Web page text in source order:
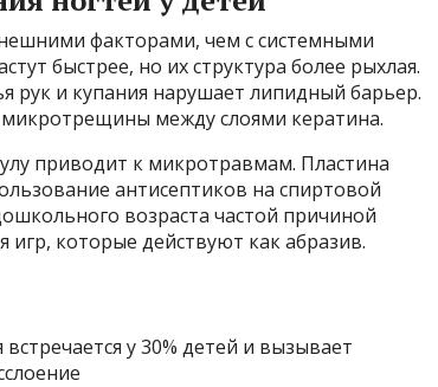
факторами, чем с системными
быстрее, но их структура более рыхлая.
рук и купания нарушает липидный барьер.
микротрещины между слоями кератина.
приводит к микротравмам. Пластина
антисептиков на спиртовой
возраста частой причиной
игр, которые действуют как абразив.
у 30% детей и вызывает